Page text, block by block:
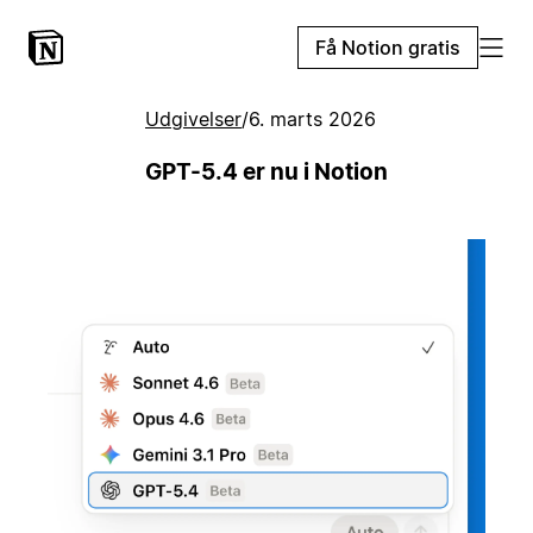
Få Notion gratis
Udgivelser/6. marts 2026
GPT-5.4 er nu i Notion